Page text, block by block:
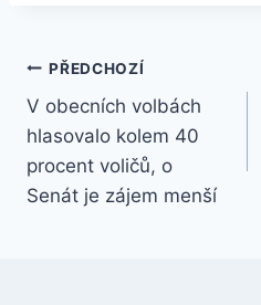
Navigace
pro
příspěvek
PŘEDCHOZÍ
V obecních volbách
hlasovalo kolem 40
procent voličů, o
Senát je zájem menší